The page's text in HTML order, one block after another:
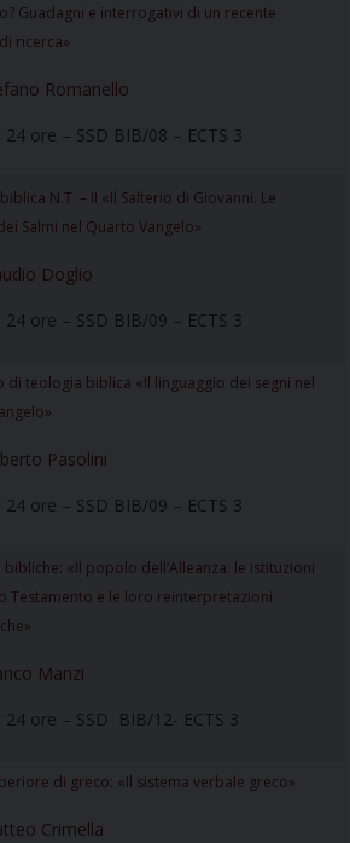
Guadagni e interrogativi di un recente
ricerca»
Romanello
24 ore – SSD BIB/08 – ECTS 3
N.T. – II «Il Salterio di Giovanni. Le
Salmi nel Quarto Vangelo»
Doglio
24 ore – SSD BIB/09 – ECTS 3
di teologia biblica «Il linguaggio dei segni nel
Pasolini
24 ore – SSD BIB/09 – ECTS 3
bibliche: «Il popolo dell’Alleanza: le istituzioni
Testamento e le loro reinterpretazioni
Manzi
24 ore – SSD BIB/12- ECTS 3
di greco: «Il sistema verbale greco»
Crimella